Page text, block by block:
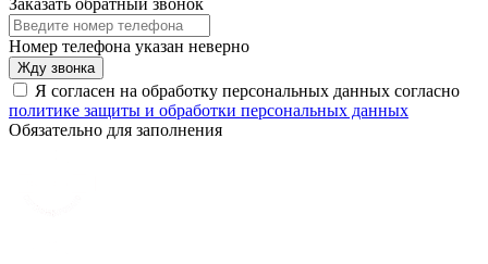
Номер телефона указан неверно
Жду звонка
Я согласен на обработку персональных данных согласно
политике защиты и обработки персональных данных
Обязательно для заполнения